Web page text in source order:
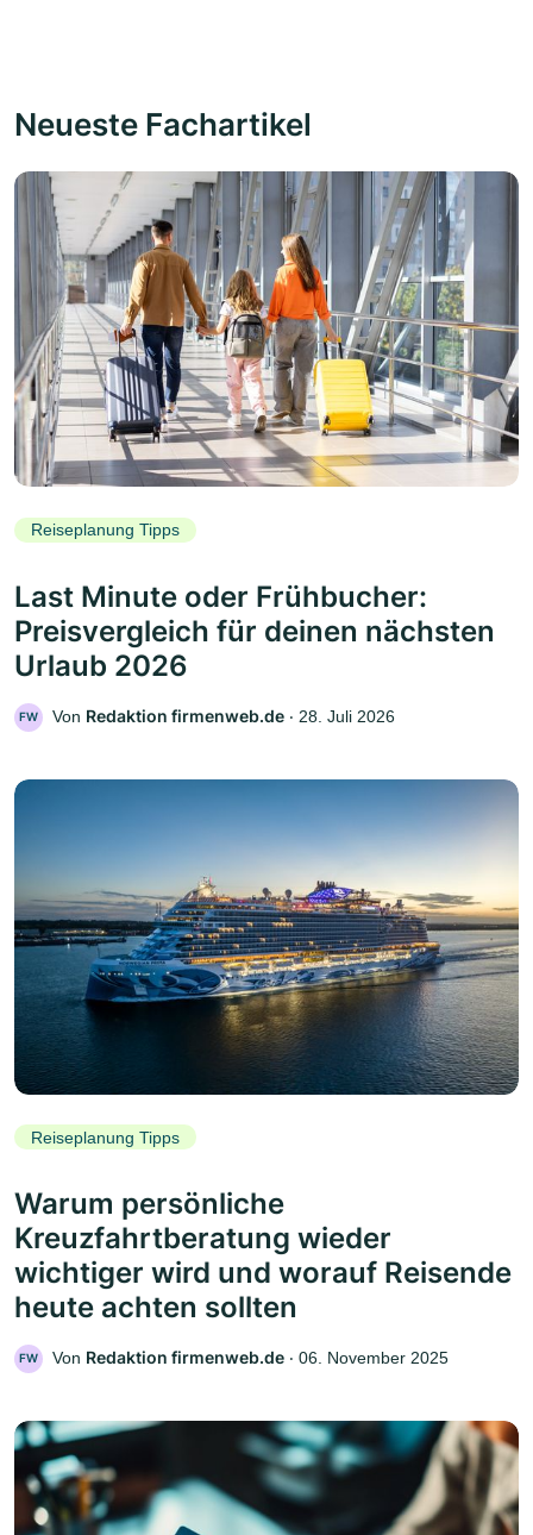
Neueste Fachartikel
Reiseplanung Tipps
Last Minute oder Frühbucher:
Preisvergleich für deinen nächsten
Urlaub 2026
FW Von Redaktion firmenweb.de ‧ 28. Juli 2026
Reiseplanung Tipps
Warum persönliche
Kreuzfahrtberatung wieder
wichtiger wird und worauf Reisende
heute achten sollten
FW Von Redaktion firmenweb.de ‧ 06. November 2025